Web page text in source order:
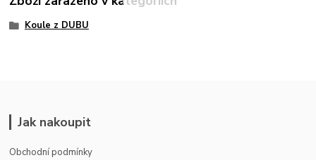
Koule z DUBU
Jak nakoupit
Obchodní podmínky